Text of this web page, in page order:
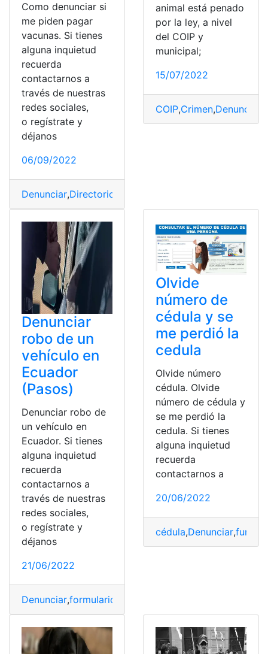
Como denunciar si
me piden pagar
vacunas. Si tienes
alguna inquietud
recuerda
contactarnos a
través de nuestras
redes sociales,
o regístrate y
déjanos
06/09/2022
Denunciar,Directorio
animal está penado
por la ley, a nivel
del COIP y
municipal;
15/07/2022
COIP,Crimen,Denunciar
Denunciar
robo de un
vehículo en
Ecuador
(Pasos)
Denunciar robo de
un vehículo en
Ecuador. Si tienes
alguna inquietud
recuerda
contactarnos a
través de nuestras
redes sociales,
o regístrate y
déjanos
21/06/2022
Denunciar,formulario
Olvide
número de
cédula y se
me perdió la
cedula
Olvide número
cédula. Olvide
número de cédula y
se me perdió la
cedula. Si tienes
alguna inquietud
recuerda
contactarnos a
20/06/2022
cédula,Denunciar,